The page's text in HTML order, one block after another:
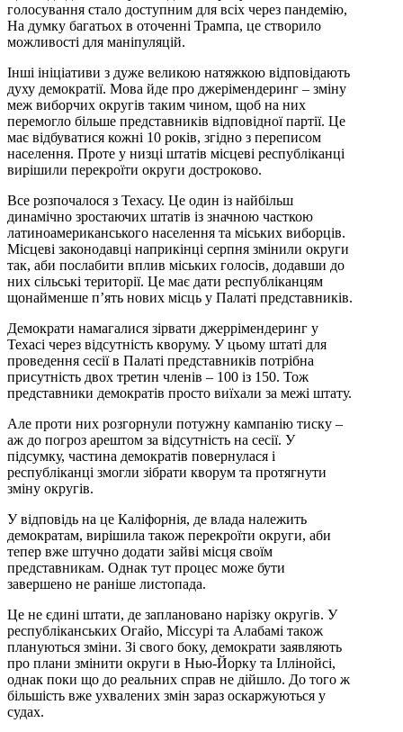
голосування стало доступним для всіх через пандемію,
На думку багатьох в оточенні Трампа, це створило
можливості для маніпуляцій.
Інші ініціативи з дуже великою натяжкою відповідають
духу демократії. Мова йде про джерімендеринг – зміну
меж виборчих округів таким чином, щоб на них
перемогло більше представників відповідної партії. Це
має відбуватися кожні 10 років, згідно з переписом
населення. Проте у низці штатів місцеві республіканці
вирішили перекроїти округи достроково.
Все розпочалося з Техасу. Це один із найбільш
динамічно зростаючих штатів із значною часткою
латиноамериканського населення та міських виборців.
Місцеві законодавці наприкінці серпня змінили округи
так, аби послабити вплив міських голосів, додавши до
них сільські території. Це має дати республіканцям
щонайменше п’ять нових місць у Палаті представників.
Демократи намагалися зірвати джеррімендеринг у
Техасі через відсутність кворуму. У цьому штаті для
проведення сесії в Палаті представників потрібна
присутність двох третин членів – 100 із 150. Тож
представники демократів просто виїхали за межі штату.
Але проти них розгорнули потужну кампанію тиску –
аж до погроз арештом за відсутність на сесії. У
підсумку, частина демократів повернулася і
республіканці змогли зібрати кворум та протягнути
зміну округів.
У відповідь на це Каліфорнія, де влада належить
демократам, вирішила також перекроїти округи, аби
тепер вже штучно додати зайві місця своїм
представникам. Однак тут процес може бути
завершено не раніше листопада.
Це не єдині штати, де заплановано нарізку округів. У
республіканських Огайо, Міссурі та Алабамі також
плануються зміни. Зі свого боку, демократи заявляють
про плани змінити округи в Нью-Йорку та Іллінойсі,
однак поки що до реальних справ не дійшло. До того ж
більшість вже ухвалених змін зараз оскаржуються у
судах.